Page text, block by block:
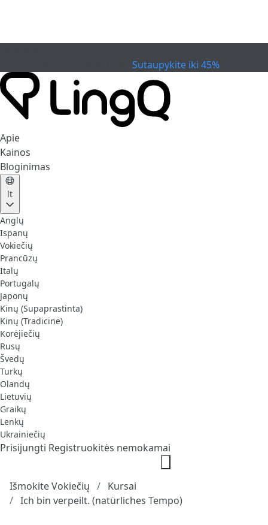
Sutaupykite iki 45%
Apie
Kainos
Bloginimas
lt
Anglų
Ispanų
Vokiečių
Prancūzų
Italų
Portugalų
Japonų
Kinų (Supaprastinta)
Kinų (Tradicinė)
Korėjiečių
Rusų
Švedų
Turkų
Olandų
Lietuvių
Graikų
Lenkų
Ukrainiečių
Prisijungti Registruokitės nemokamai
Išmokite Vokiečių
Kursai
Ich bin verpeilt. (natürliches Tempo)